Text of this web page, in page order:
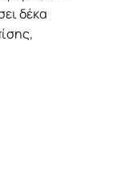
δέκα